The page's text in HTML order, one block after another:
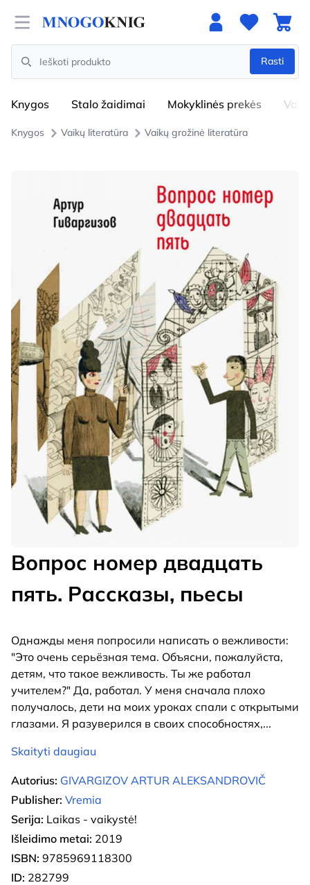
Open menu
Search
Rasti
Knygos Stalo žaidimai Mokyklinės prekės
Knygos Vaikų literatūra Vaikų grožinė literatūra
Вопрос номер двадцать
пять. Рассказы, пьесы
Однажды меня попросили написать о вежливости:
"Это очень серьёзная тема. Объясни, пожалуйста,
детям, что такое вежливость. Ты же работал
учителем?" Да, работал. У меня сначала плохо
получалось, дети на моих уроках спали с открытыми
глазами. Я разуверился в своих способностях,...
Skaityti daugiau
Autorius: GIVARGIZOV ARTUR ALEKSANDROVIČ
Publisher: Vremia
Serija: Laikas - vaikystė!
Išleidimo metai: 2019
ISBN: 9785969118300
ID: 282799